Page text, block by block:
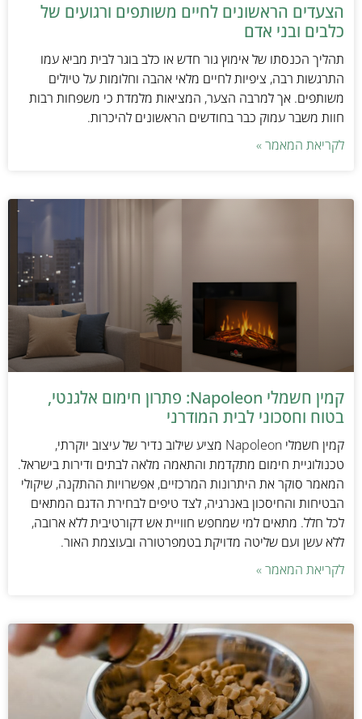
הצעדים הראשונים לחיים משותפים ורגועים של
כלבים ובני אדם
תהליך הכנסתו של אימוץ גור חדש או כלב בוגר לבית מביא עמו
התרגשות רבה, ציפיות לחיים מלאי אהבה וחלומות על טיולים
משותפים. אך למרבה הצער, המציאות מלמדת כי משפחות רבות
חוות משבר עמוק כבר בחודשים הראשונים להיכרות.
לקריאת המאמר »
קמין חשמלי Napoleon: פתרון חימום אלגנטי,
בטוח וחסכוני לבית המודרני
קמין חשמלי Napoleon מציע שילוב נדיר של עיצוב יוקרתי,
טכנולוגיית חימום מתקדמת והתאמה מלאה לבתים ודירות בישראל.
המאמר סוקר את היתרונות המרכזיים, אפשרויות ההתקנה, שיקולי
הבטיחות והחיסכון באנרגיה, לצד טיפים לבחירת הדגם המתאים
לכל חלל. מתאים למי שמחפש חוויית אש דקורטיבית ללא ארובה,
ללא עשן ועם שליטה מדויקת בטמפרטורה ובעוצמת האור.
לקריאת המאמר »